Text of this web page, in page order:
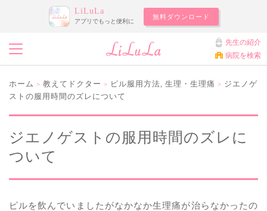
LiLuLa
アプリでもっと便利に
無料ダウンロード
先生の紹介
病院を検索
ホーム > 教えてドクター > ピル服用方法, 生理・生理痛 > ジエノゲ
ストの服用時間のズレについて
ジエノゲストの服用時間のズレに
ついて
ピルを飲んでいましたがなかなか生理痛が治らなかったの